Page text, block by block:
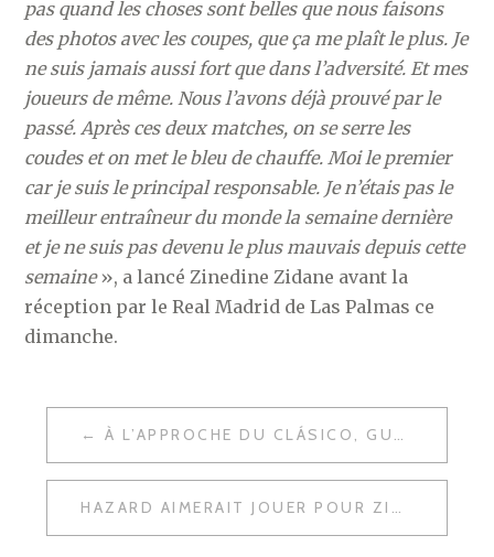
pas quand les choses sont belles que nous faisons
des photos avec les coupes, que ça me plaît le plus. Je
ne suis jamais aussi fort que dans l’adversité. Et mes
joueurs de même. Nous l’avons déjà prouvé par le
passé. Après ces deux matches, on se serre les
coudes et on met le bleu de chauffe. Moi le premier
car je suis le principal responsable. Je n’étais pas le
meilleur entraîneur du monde la semaine dernière
et je ne suis pas devenu le plus mauvais depuis cette
semaine», a lancé Zinedine Zidane avant la
réception par le Real Madrid de Las Palmas ce
dimanche.
NAVIGATION
DE
L’ARTICLE
À L’APPROCHE DU CLÁSICO, GUTI LANCE LES HOSTILITÉS